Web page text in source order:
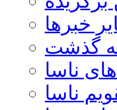
خبرها
گذشت
ناسا
ناسا